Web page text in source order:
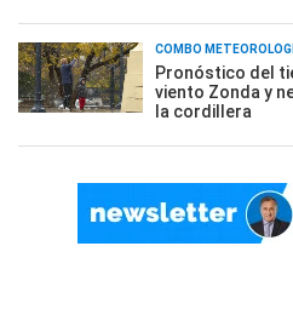
COMBO
Pronóstico del
viento Zonda y
la cordillera